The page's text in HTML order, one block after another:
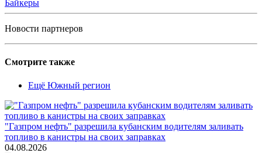
Байкеры
Новости партнеров
Смотрите также
Ещё Южный регион
"Газпром нефть" разрешила кубанским водителям заливать
топливо в канистры на своих заправках
04.08.2026